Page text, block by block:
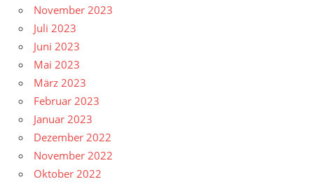
November 2023
Juli 2023
Juni 2023
Mai 2023
März 2023
Februar 2023
Januar 2023
Dezember 2022
November 2022
Oktober 2022